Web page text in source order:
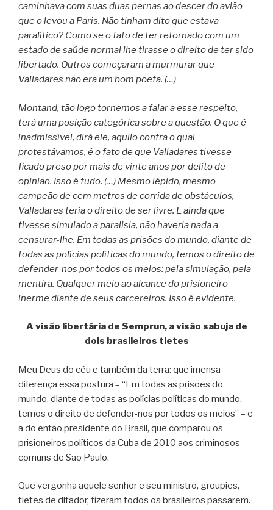
caminhava com suas duas pernas ao descer do avião
que o levou a Paris. Não tinham dito que estava
paralítico? Como se o fato de ter retornado com um
estado de saúde normal lhe tirasse o direito de ter sido
libertado. Outros começaram a murmurar que
Valladares não era um bom poeta. (…)
Montand, tão logo tornemos a falar a esse respeito,
terá uma posição categórica sobre a questão. O que é
inadmissível, dirá ele, aquilo contra o qual
protestávamos, é o fato de que Valladares tivesse
ficado preso por mais de vinte anos por delito de
opinião. Isso é tudo. (…) Mesmo lépido, mesmo
campeão de cem metros de corrida de obstáculos,
Valladares teria o direito de ser livre. E ainda que
tivesse simulado a paralisia, não haveria nada a
censurar-lhe. Em todas as prisões do mundo, diante de
todas as polícias políticas do mundo, temos o direito de
defender-nos por todos os meios: pela simulação, pela
mentira. Qualquer meio ao alcance do prisioneiro
inerme diante de seus carcereiros. Isso é evidente.
A visão libertária de Semprun, a visão sabuja de
dois brasileiros tietes
Meu Deus do céu e também da terra: que imensa
diferença essa postura – “Em todas as prisões do
mundo, diante de todas as polícias políticas do mundo,
temos o direito de defender-nos por todos os meios” – e
a do então presidente do Brasil, que comparou os
prisioneiros políticos da Cuba de 2010 aos criminosos
comuns de São Paulo.
Que vergonha aquele senhor e seu ministro, groupies,
tietes de ditador, fizeram todos os brasileiros passarem.